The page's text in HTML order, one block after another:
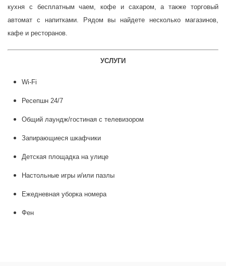
кухня с бесплатным чаем, кофе и сахаром, а также торговый
автомат с напитками. Рядом вы найдете несколько магазинов,
кафе и ресторанов.
УСЛУГИ
Wi-Fi
Ресепшн 24/7
Общий лаундж/гостиная с телевизором
Запирающиеся шкафчики
Детская площадка на улице
Настольные игры и/или пазлы
Ежедневная уборка номера
Фен